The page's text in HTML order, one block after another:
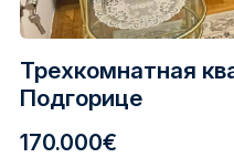
Трехкомнатная
Подгорице
170.000€